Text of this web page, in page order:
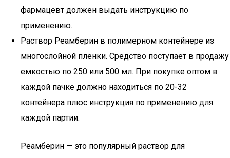
фармацевт должен выдать инструкцию по
применению.
Раствор Реамберин в полимерном контейнере из
многослойной пленки. Средство поступает в продажу
емкостью по 250 или 500 мл. При покупке оптом в
каждой пачке должно находиться по 20-32
контейнера плюс инструкция по применению для
каждой партии.
Реамберин — это популярный раствор для